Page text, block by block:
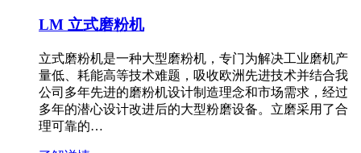
LM 立式磨粉机
立式磨粉机是一种大型磨粉机，专门为解决工业磨机产
量低、耗能高等技术难题，吸收欧洲先进技术并结合我
公司多年先进的磨粉机设计制造理念和市场需求，经过
多年的潜心设计改进后的大型粉磨设备。立磨采用了合
理可靠的…